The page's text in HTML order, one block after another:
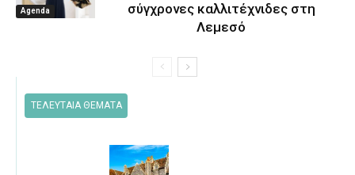
Agenda
σύγχρονες καλλιτέχνιδες στη
Λεμεσό
ΤΕΛΕΥΤΑΙΑ ΘΕΜΑΤΑ